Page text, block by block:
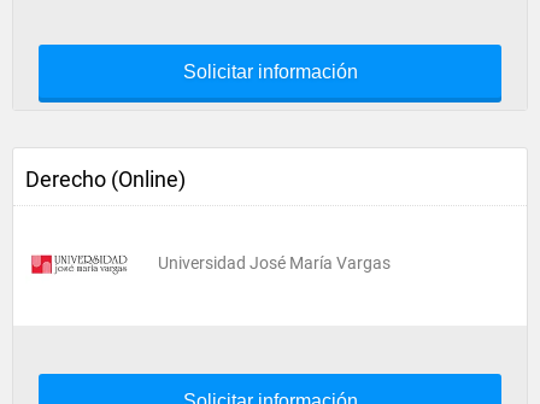
Solicitar información
Derecho (Online)
Universidad José María Vargas